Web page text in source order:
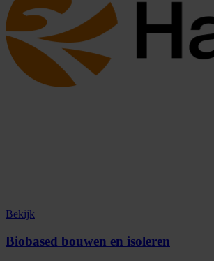
Bekijk
Biobased bouwen en isoleren